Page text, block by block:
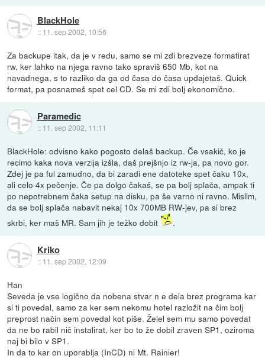
BlackHole
:: 11. sep 2002, 10:56
Za backupe itak, da je v redu, samo se mi zdi brezveze formatirat
rw, ker lahko na njega ravno tako spraviš 650 Mb, kot na
navadnega, s to razliko da ga od časa do časa updajetaš. Quick
format, pa posnameš spet cel CD. Se mi zdi bolj ekonomično.
Paramedic
:: 11. sep 2002, 11:11
BlackHole: odvisno kako pogosto delaš backup. Če vsakič, ko je
recimo kaka nova verzija izšla, daš prejšnjo iz rw-ja, pa novo gor.
Zdej je pa ful zamudno, da bi zaradi ene datoteke spet čaku 10x,
ali celo 4x pečenje. Če pa dolgo čakaš, se pa bolj splača, ampak ti
po nepotrebnem čaka setup na disku, pa še varno ni ravno. Mislim,
da se bolj splača nabavit nekaj 10x 700MB RW-jev, pa si brez
skrbi, ker maš MR. Sam jih je težko dobit
.
Kriko
:: 11. sep 2002, 12:09
Han
Seveda je vse logično da nobena stvar n e dela brez programa kar
si ti povedal, samo za ker sem nekomu hotel razložit na čim bolj
preprost način sem povedal kot piše. Želel sem mu samo povedat
da ne bo rabil nič instalirat, ker bo to že dobil zraven SP1, oziroma
naj bi bilo v SP1.
In da to kar on uporablja (InCD) ni Mt. Rainier!